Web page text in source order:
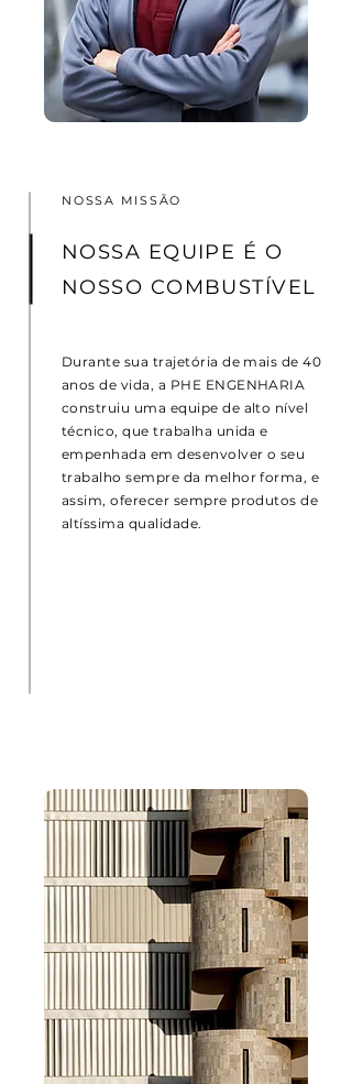
NOSSA MISSÃO
NOSSA EQUIPE É O
NOSSO COMBUSTÍVEL
Durante sua trajetória de mais de 40
anos de vida, a PHE ENGENHARIA
construiu uma equipe de alto nível
técnico, que trabalha unida e
empenhada em desenvolver o seu
trabalho sempre da melhor forma, e
assim, oferecer sempre produtos de
altíssima qualidade.